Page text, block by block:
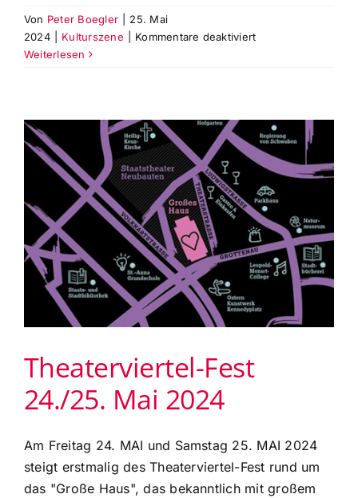
Von Peter Boegler
25. Mai
2024
Kulturszene Kommentare deaktiviertfür
25.5.24
mit
Spiel-
Club
Xplus
des
Staatstheater
Augsburg
Weiterlesen
Theaterviertel-Fest
24./25. Mai 2024
Am Freitag 24. MAI und Samstag 25. MAI 2024
steigt erstmalig des Theaterviertel-Fest rund um
das "Große Haus", das bekanntlich mit großem